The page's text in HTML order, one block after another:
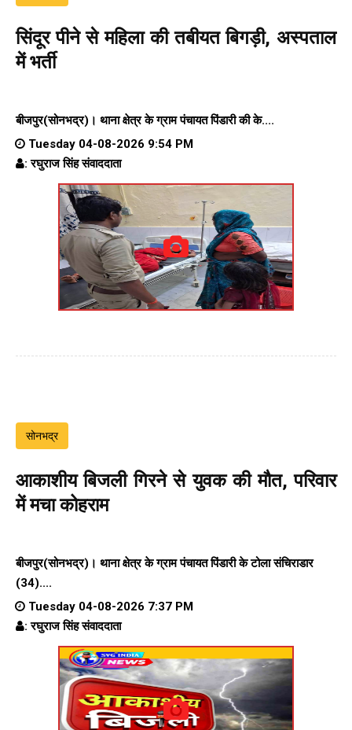
सिंदूर पीने से महिला की तबीयत बिगड़ी, अस्पताल
में भर्ती
बीजपुर(सोनभद्र)। थाना क्षेत्र केग्राम पंचायत पिंडारीकी के....
Tuesday 04-08-2026 9:54 PM
: रघुराज सिंह संवाददाता
सोनभद्र
आकाशीय बिजली गिरने से युवक की मौत, परिवार
में मचा कोहराम
बीजपुर(सोनभद्र)। थाना क्षेत्र के ग्राम पंचायत पिंडारी के टोला संचिराडार
(34)....
Tuesday 04-08-2026 7:37 PM
: रघुराज सिंह संवाददाता